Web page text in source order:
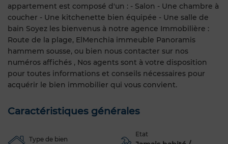
appartement est composé d'un : - Salon - Une chambre à
coucher - Une kitchenette bien équipée - Une salle de
bain Soyez les bienvenus à notre agence Immobilière :
Route de la plage, ElMenchia immeuble Panoramis
hammem sousse, ou bien nous contacter sur nos
numéros affichés , Nos agents sont à votre disposition
pour toutes informations et conseils nécessaires pour
acquérir le bien immobilier qui vous convient.
Caractéristiques générales
Type de bien
Etat